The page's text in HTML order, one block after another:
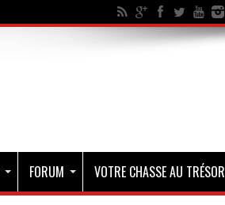
FORUM VOTRE CHASSE AU TRÉSOR